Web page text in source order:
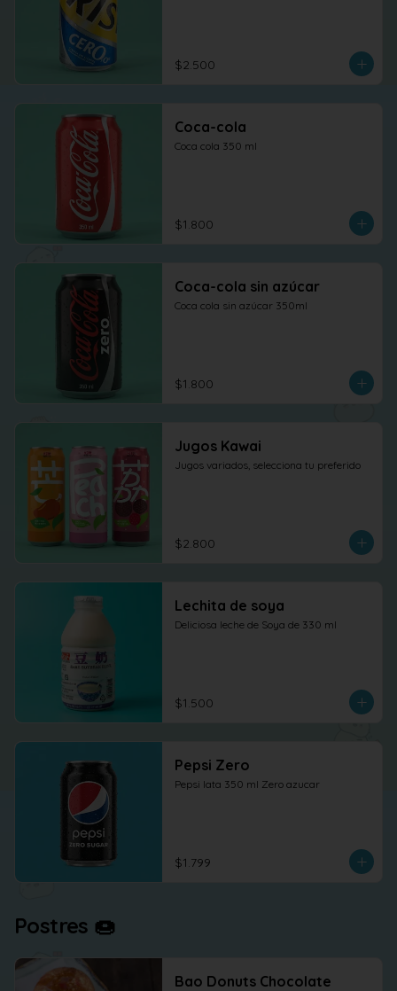
$2.500
Coca-cola
Coca cola 350 ml
$1.800
Coca-cola sin azúcar
Coca cola sin azúcar 350ml
$1.800
Jugos Kawai
Jugos variados, selecciona tu preferido
$2.800
Lechita de soya
Deliciosa leche de Soya de 330 ml
$1.500
Pepsi Zero
Pepsi lata 350 ml Zero azucar
$1.799
Postres 🍩
Bao Donuts Chocolate